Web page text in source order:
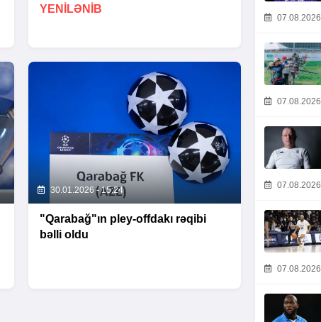
YENİLƏNİB
30.01.2026 - 15:24
"Qarabağ"ın pley-offdakı rəqibi
bəlli oldu
07.08.2026
07.08.2026
07.08.2026
07.08.2026